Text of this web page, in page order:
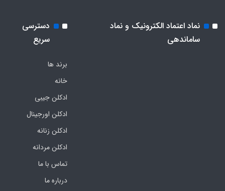
نماد اعتماد الکترونیک و نماد
ساماندهی
دسترسی
سریع
برند ها
خانه
ادکلن جیبی
ادکلن اورجینال
ادکلن زنانه
ادکلن مردانه
تماس با ما
درباره ما